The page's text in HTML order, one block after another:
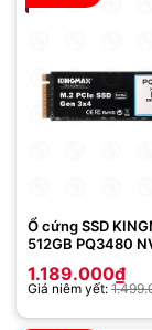
Ổ cứng SSD
512GB PQ3480
1.189.000₫
Giá niêm yết: